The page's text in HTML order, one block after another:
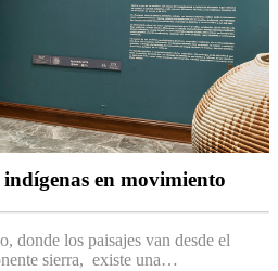
en movimiento
donde los paisajes van desde el
sierra, existe una…